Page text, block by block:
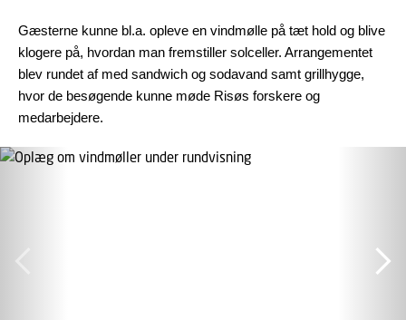
Gæsterne kunne bl.a. opleve en vindmølle på tæt hold og blive
klogere på, hvordan man fremstiller solceller. Arrangementet
blev rundet af med sandwich og sodavand samt grillhygge,
hvor de besøgende kunne møde Risøs forskere og
medarbejdere.